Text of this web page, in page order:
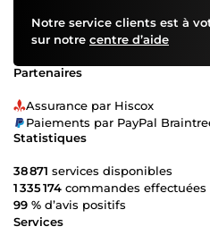
Notre service clients est à
sur notre centre d’aide
Partenaires
Assurance par Hiscox
Paiements par PayPal
Statistiques
38 871 services disponibles
1 335 174 commandes effectuées
99 % d’avis positifs
Services